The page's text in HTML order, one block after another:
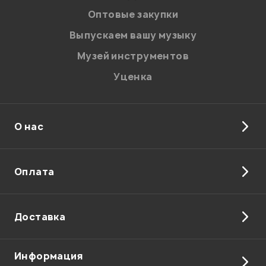
Оптовые закупки
Выпускаем вашу музыку
Музей инструментов
Уценка
О нас
Оплата
Доставка
Информация